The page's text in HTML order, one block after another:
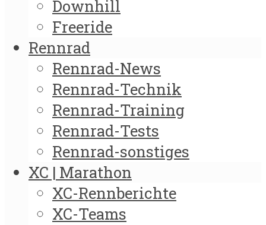
Downhill
Freeride
Rennrad
Rennrad-News
Rennrad-Technik
Rennrad-Training
Rennrad-Tests
Rennrad-sonstiges
XC | Marathon
XC-Rennberichte
XC-Teams